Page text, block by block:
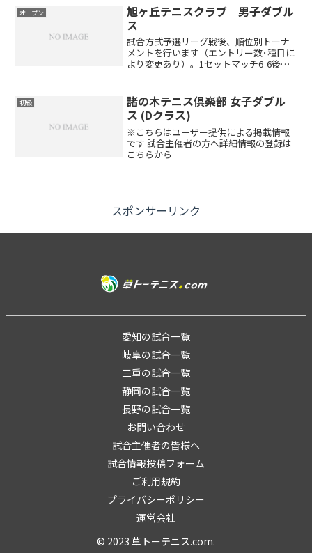
ブレークとなります6ゲーム先取ノーアド
バンテージ...
オープン
旭ヶ丘テニスクラブ 男子ダブル
ス
試合方式予選リーグ戦後、順位別トーナ
メントを行います（エントリー数･種目に
より変更あり）。1セットマッチ6-6後タ
車でお越しの方東名高速道路名古屋I.Cよ
り小牧ジャン...
初級
諸の木テニス倶楽部 女子ダブル
ス (Dクラス)
※こちらはユーザー提供による掲載情報
です 試合主催者の方へ詳細情報の登録は
こちらから
スポンサーリンク
愛知の試合一覧
岐阜の試合一覧
三重の試合一覧
静岡の試合一覧
長野の試合一覧
お問い合わせ
試合主催者の皆様へ
試合情報投稿フォーム
ご利用規約
プライバシーポリシー
運営会社
© 2023 草トーテニス.com.